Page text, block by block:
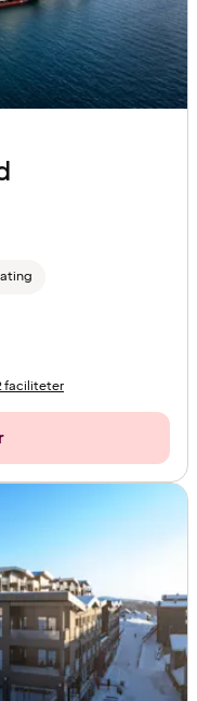
faciliteter